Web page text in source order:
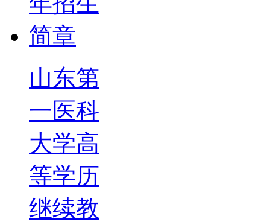
山东第
一医科
大学高
等学历
继续教